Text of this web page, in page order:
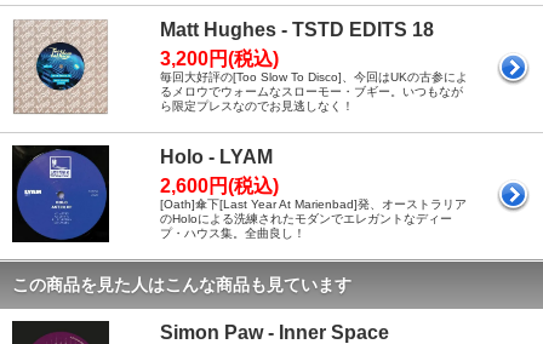
Matt Hughes - TSTD EDITS 18
3,200円(税込)
毎回大好評の[Too Slow To Disco]、今回はUKの古参によ
るメロウでウォームなスローモー・ブギー。いつもなが
ら限定プレスなのでお見逃しなく！
Holo - LYAM
2,600円(税込)
[Oath]傘下[Last Year At Marienbad]発、オーストラリア
のHoloによる洗練されたモダンでエレガントなディー
プ・ハウス集。全曲良し！
この商品を見た人はこんな商品も見ています
Simon Paw - Inner Space